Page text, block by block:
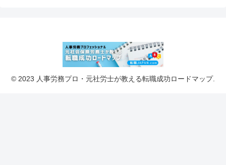
© 2023 人事労務プロ・元社労士が教える転職成功ロードマップ.